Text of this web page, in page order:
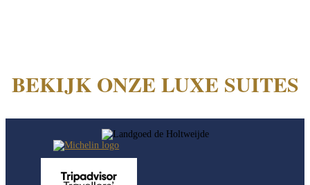
BEKIJK ONZE LUXE SUITES